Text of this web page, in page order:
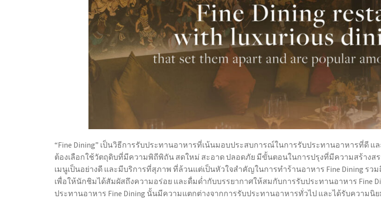
“Fine Dining” เป็นวิธีการรับประทานอาหารที่เน้นมอบประสบการณ์ในการรับประทานอาหารที่ดี
ต้องเลือกใช้วัตถุดิบที่มีความพิถีพิถัน สดใหม่ สะอาด ปลอดภัย มีขั้นตอนในการปรุงที่มีความสร้างส
เมนูเป็นอย่างดี และมีบริการที่สุภาพ ที่ล้วนแต่เป็นหัวใจสำคัญในการทำร้านอาหาร Fine Dining รว
เพื่อให้นักชิมได้สัมผัสถึงความอร่อย และดื่มด่ำกับบรรยากาศให้สมกับการรับประทานอาหาร Fine
ประทานอาหาร Fine Dining นั้นมีความแตกต่างจากการรับประทานอาหารทั่วไป และได้รับความนิ